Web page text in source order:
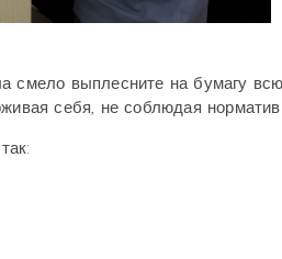
смело выплесните на бумагу
себя, не соблюдая